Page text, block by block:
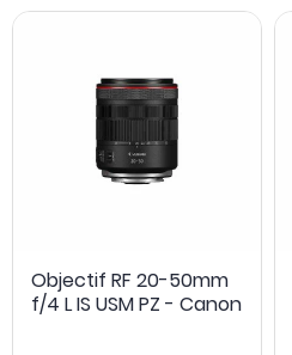
Objectif RF 20-50mm
f/4 L IS USM PZ - Canon